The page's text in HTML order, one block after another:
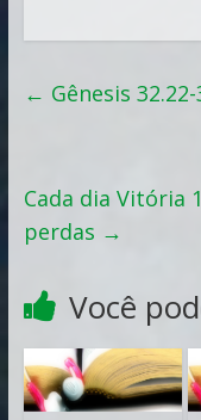
← Gênesis 32.22-
Cada dia Vitória
perdas →
Você